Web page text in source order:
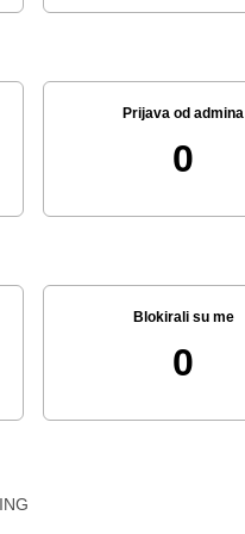
Prijava od admina
0
Blokirali su me
0